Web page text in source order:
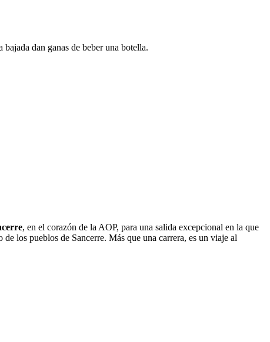
dan ganas de beber una botella.
, en el corazón de la AOP, para una salida excepcional en la que
de los pueblos de Sancerre. Más que una carrera, es un viaje al